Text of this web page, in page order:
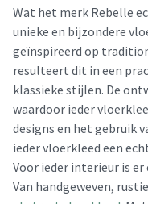
Wat het merk Rebelle
unieke en bijzondere
geïnspireerd op
resulteert dit in een
klassieke stijlen. De
waardoor ieder
designs en het gebruik
ieder vloerkleed een
Voor ieder interieur is
Van handgeweven,